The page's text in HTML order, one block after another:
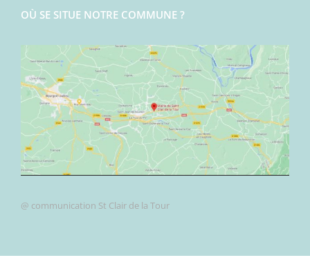
OÙ SE SITUE NOTRE COMMUNE ?
@ communication St Clair de la Tour